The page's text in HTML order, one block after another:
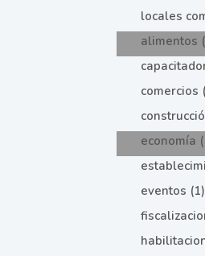
locales
alimentos
comercios
economía
eventos (1)